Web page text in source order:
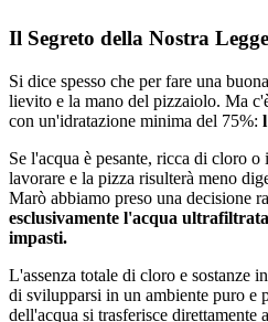
Il Segreto della Nostra
Si dice spesso che per fare una
lievito e la mano del pizzaiolo. Ma
con un'idratazione minima del 75%:
Se l'acqua è pesante, ricca di cloro
lavorare e la pizza risulterà meno
Marò abbiamo preso una decisione
esclusivamente l'acqua
impasti.
L'assenza totale di cloro e sostanze
di svilupparsi in un ambiente puro e
dell'acqua si trasferisce direttamente